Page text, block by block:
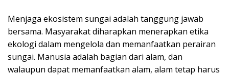
Menjaga ekosistem sungai adalah tanggung jawab
bersama. Masyarakat diharapkan menerapkan etika
ekologi dalam mengelola dan memanfaatkan perairan
sungai. Manusia adalah bagian dari alam, dan
walaupun dapat memanfaatkan alam, alam tetap harus